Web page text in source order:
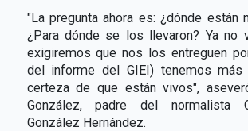
"La pregunta ahora es: ¿dónde están
¿Para dónde se los llevaron? Ya no
exigiremos que nos los entreguen
del informe del GIEI) tenemos
certeza de que están vivos",
González, padre del normalista
González Hernández.